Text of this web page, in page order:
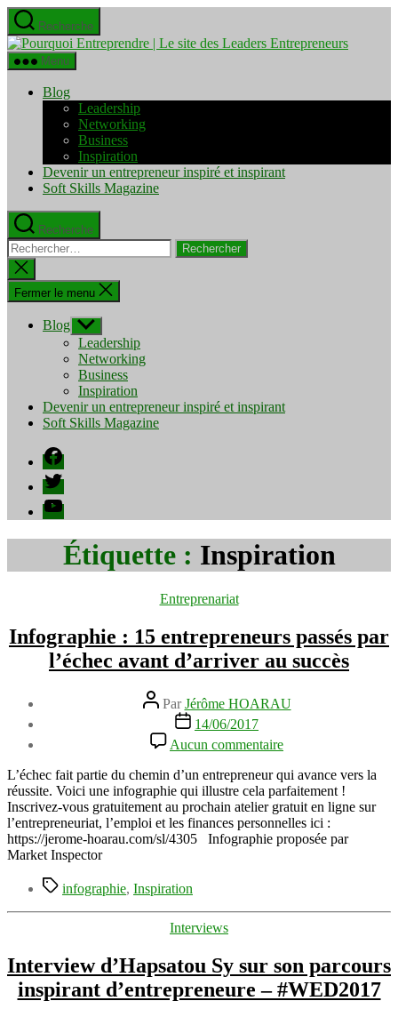
Aller
au
contenu
Recherche
Pourquoi
Menu
Blog
Leadership
Networking
Business
Inspiration
Devenir un entrepreneur inspiré et inspirant
Soft Skills Magazine
Recherche
Rechercher :
Fermer
la
recherche
Fermer le menu
Blog Afficher
le
sous-
menu
Leadership
Networking
Business
Inspiration
Devenir un entrepreneur inspiré et inspirant
Soft Skills Magazine
Facebook
Twitter
YouTube
Étiquette : Inspiration
Catégories
Entreprenariat
Infographie : 15 entrepreneurs passés par
l’échec avant d’arriver au succès
Auteur
de
l’article
ParJérôme HOARAU
Date
l’article
14/06/2017
Aucun commentaire
Infographie
:
15
entrepreneurs
passés
par
l’échec
succès
L’échec fait partie du chemin d’un entrepreneur qui avance vers la
réussite. Voici une infographie qui illustre cela parfaitement !
Inscrivez-vous gratuitement au prochain atelier gratuit en ligne sur
l’entrepreneuriat, l’emploi et les finances personnelles ici :
https://jerome-hoarau.com/sl/4305 Infographie proposée par
Market Inspector
Étiquettes
infographie, Inspiration
Catégories
Interviews
Interview d’Hapsatou Sy sur son parcours
inspirant d’entrepreneure – #WED2017